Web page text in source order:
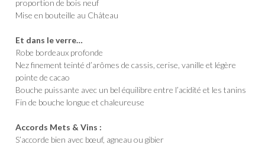
proportion de bois neuf
Mise en bouteille au Château
Et dans le verre…
Robe bordeaux profonde
Nez finement teinté d’arômes de cassis, cerise, vanille et légère
pointe de cacao
Bouche puissante avec un bel équilibre entre l’acidité et les tanins
Fin de bouche longue et chaleureuse
Accords Mets & Vins :
S’accorde bien avec bœuf, agneau ou gibier